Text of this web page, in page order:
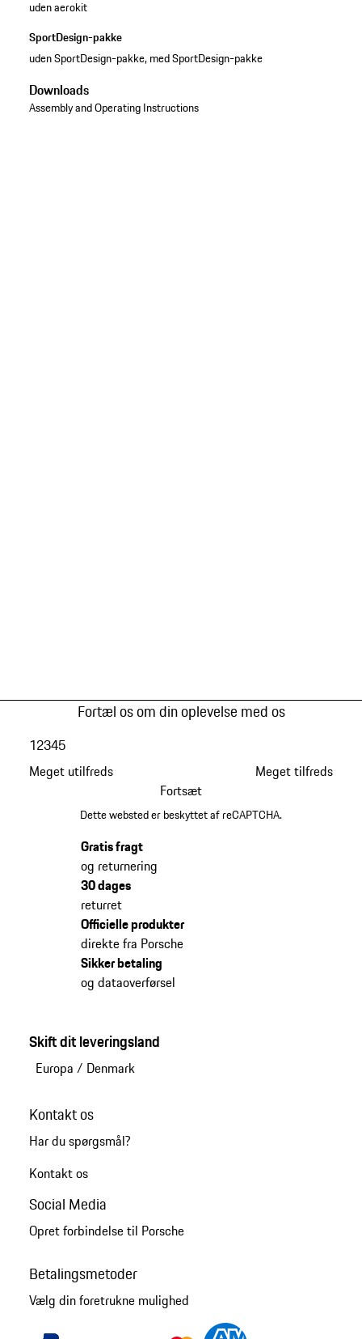
uden aerokit
SportDesign-pakke
uden SportDesign-pakke, med SportDesign-pakke
Downloads
Assembly and Operating Instructions
Fortæl os om din oplevelse med os
Meget utilfreds
12345
Meget tilfreds
Fortsæt
Dette websted er beskyttet af reCAPTCHA.
Gratis fragt
og returnering
30 dages
returret
Officielle produkter
direkte fra Porsche
Sikker betaling
og dataoverførsel
Skift dit leveringsland
Europa / Denmark
Kontakt os
Har du spørgsmål?
Kontakt os
Social Media
Opret forbindelse til Porsche
Betalingsmetoder
Vælg din foretrukne mulighed